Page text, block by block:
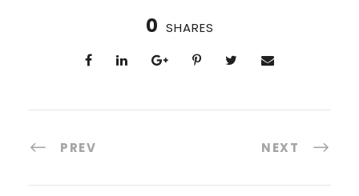
0 SHARES
PREV NEXT